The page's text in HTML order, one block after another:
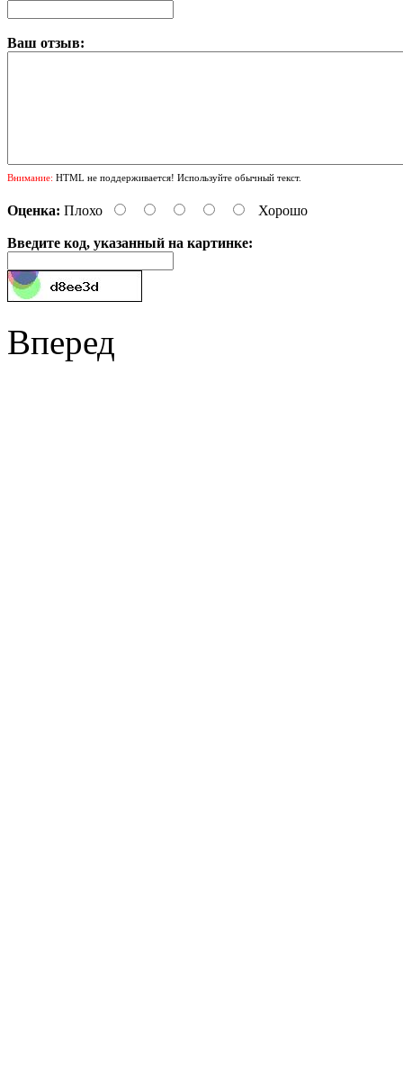
Ваш отзыв:
Внимание: HTML не поддерживается! Используйте обычный текст.
Оценка: Плохо Хорошо
Введите код, указанный на картинке:
Вперед